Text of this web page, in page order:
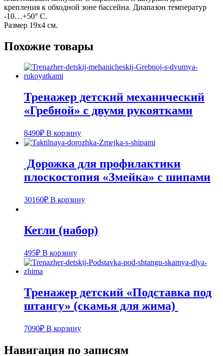
крепления к обходной зоне бассейна. Диапазон температур
-10…+50° С.
Размер 19х4 см.
Похожие товары
Тренажер детский механический
«Гребной» с двумя рукоятками
8490₽ В корзину
Дорожка для профилактики
плоскостопия «Змейка» с шипами
30160₽ В корзину
Кегли (набор)
495₽ В корзину
Тренажер детский «Подставка под
штангу» (скамья для жима)
7090₽ В корзину
Навигация по записям